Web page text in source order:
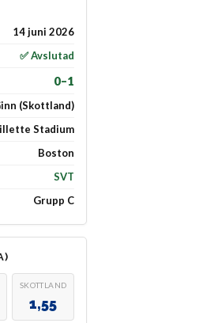
14 juni 2026
✅ Avslutad
0–1
(Skottland)
Stadium
Boston
SVT
Grupp C
SKOTTLAND
1,55